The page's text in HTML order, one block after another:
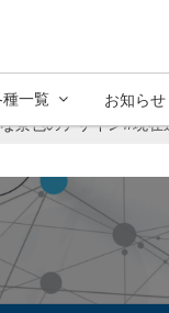
種一覧 お知らせ
景色のデザイン#現